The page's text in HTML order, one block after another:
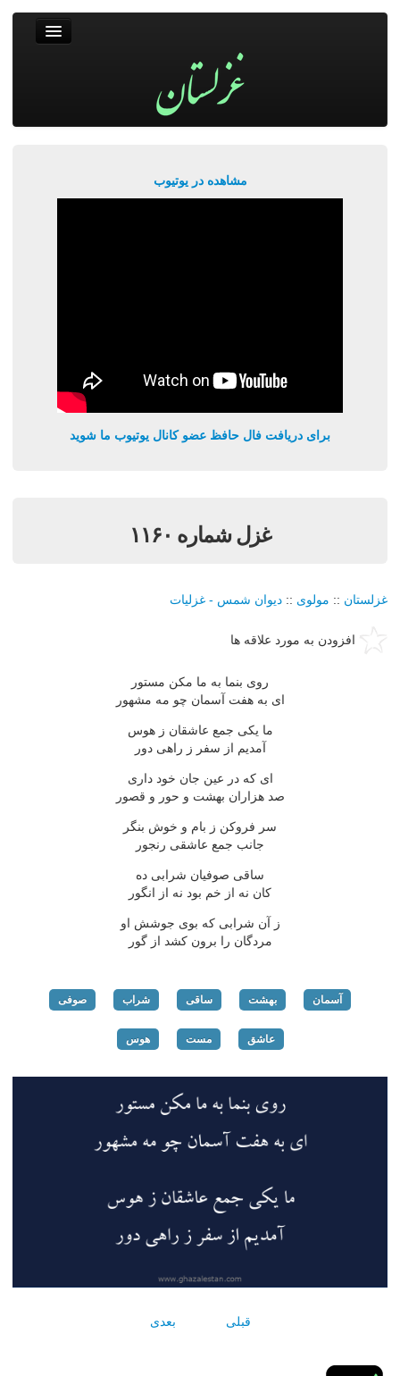
مشاهده در یوتیوب
برای دریافت فال حافظ عضو کانال یوتیوب ما شوید
غزل شماره ۱۱۶۰
غزلستان :: مولوی :: دیوان شمس - غزلیات
افزودن به مورد علاقه ها
روی بنما به ما مكن مستور
ای به هفت آسمان چو مه مشهور
ما یكی جمع عاشقان ز هوس
آمدیم از سفر ز راهی دور
ای كه در عین جان خود داری
صد هزاران بهشت و حور و قصور
سر فروكن ز بام و خوش بنگر
جانب جمع عاشقی رنجور
ساقی صوفیان شرابی ده
كان نه از خم بود نه از انگور
ز آن شرابی كه بوی جوشش او
مردگان را برون كشد از گور
آسمان بهشت ساقی شراب صوفی
عاشق مست هوس
قبلی بعدی